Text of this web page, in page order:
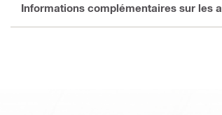
Informations complémentaires sur les